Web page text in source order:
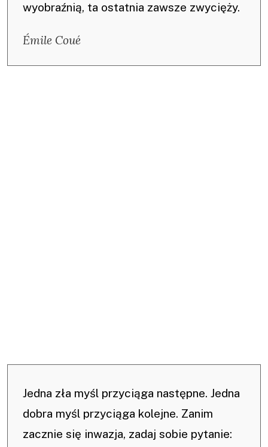
wyobraźnią, ta ostatnia zawsze zwycięży.
Émile Coué
Jedna zła myśl przyciąga następne. Jedna
dobra myśl przyciąga kolejne. Zanim
zacznie się inwazja, zadaj sobie pytanie: